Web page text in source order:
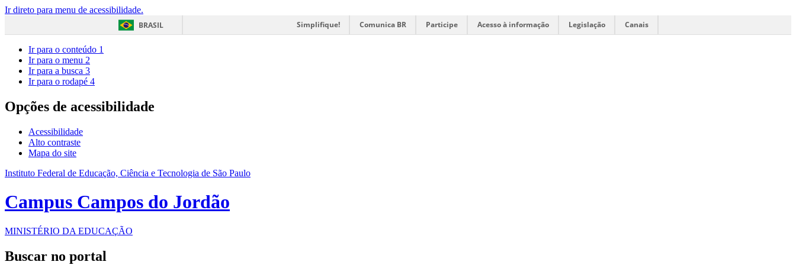
Ir direto para menu de acessibilidade.
BRASIL
Simplifique! Comunica BR Participe Acesso à informação Legislação Canais
Ir para o conteúdo 1
Ir para o menu 2
Ir para a busca 3
Ir para o rodapé 4
Opções de acessibilidade
Acessibilidade
Alto contraste
Mapa do site
Instituto Federal de Educação, Ciência e Tecnologia de São Paulo
Campus Campos do Jordão
MINISTÉRIO DA EDUCAÇÃO
Buscar no portal